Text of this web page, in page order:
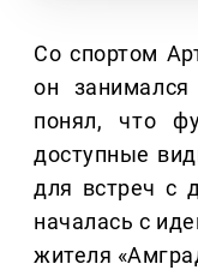
Со спортом
он
понял, что
доступные
для встреч с
началась с
жителя